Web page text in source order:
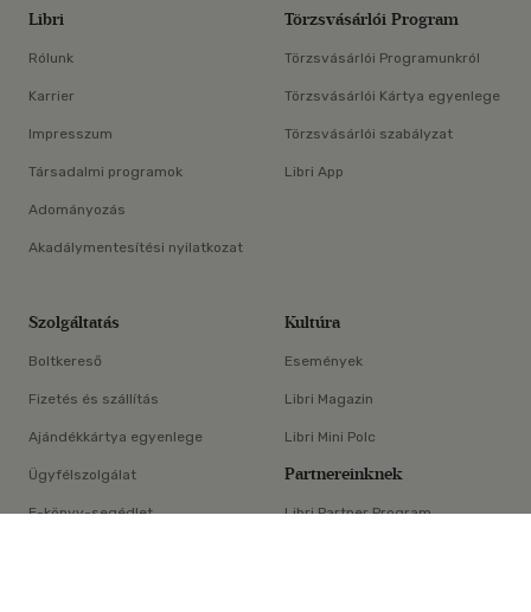
×
Libri
Rólunk
Karrier
Impresszum
Társadalmi programok
Adományozás
Akadálymentesítési nyilatkozat
Törzsvásárlói Program
Törzsvásárlói Programunkról
Törzsvásárlói Kártya egyenlege
Törzsvásárlói szabályzat
Libri App
Szolgáltatás
Boltkereső
Fizetés és szállítás
Ajándékkártya egyenlege
Ügyfélszolgálat
E-könyv-segédlet
Kultúra
Események
Libri Magazin
Libri Mini Polc
Partnereinknek
Libri Partner Program